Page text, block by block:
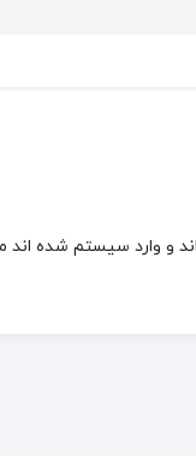
و وارد سیستم شده اند